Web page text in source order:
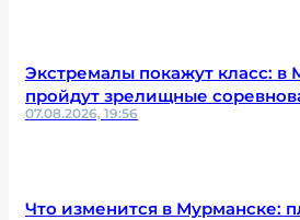
Экстремалы покажут класс: в
пройдут зрелищные
07.08.2026, 19:56
Что изменится в Мурманске: